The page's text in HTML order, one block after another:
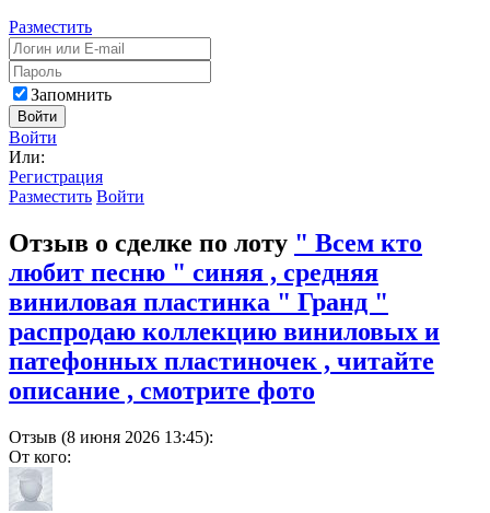
Разместить
Запомнить
Войти
Войти
Или:
Регистрация
Разместить Войти
Отзыв о сделке по лоту " Всем кто
любит песню " синяя , средняя
виниловая пластинка " Гранд "
распродаю коллекцию виниловых и
патефонных пластиночек , читайте
описание , смотрите фото
Отзыв (8 июня 2026 13:45):
От кого: